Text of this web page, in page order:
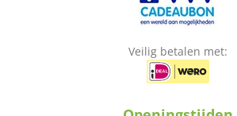
Veilig betalen met: